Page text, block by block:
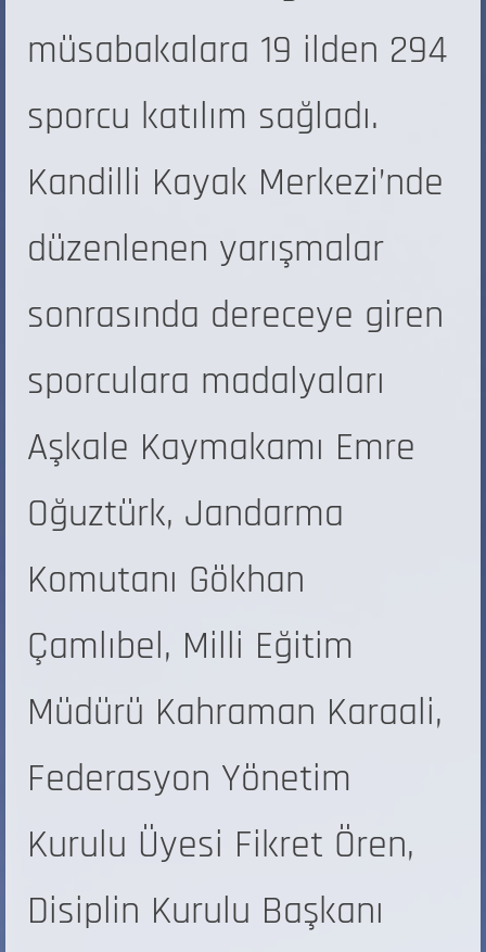
müsabakalara 19 ilden 294
sporcu katılım sağladı.
Kandilli Kayak Merkezi’nde
düzenlenen yarışmalar
sonrasında dereceye giren
sporculara madalyaları
Aşkale Kaymakamı Emre
Oğuztürk, Jandarma
Komutanı Gökhan
Çamlıbel, Milli Eğitim
Müdürü Kahraman Karaali,
Federasyon Yönetim
Kurulu Üyesi Fikret Ören,
Disiplin Kurulu Başkanı